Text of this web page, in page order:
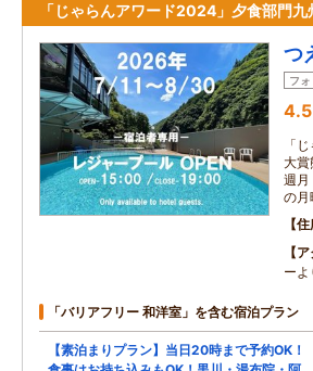
「じゃらんアワード2024」夕食部門
つ
フ
4.5
「
大賞
週月
の月
住
ア
ー
「バリアフリー 和洋室」を含む宿泊プラン
【素泊まりプラン】当日20時まで予約OK！